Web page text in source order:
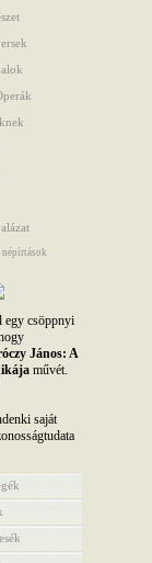
egy csöppnyi
János: A
művét.
saját